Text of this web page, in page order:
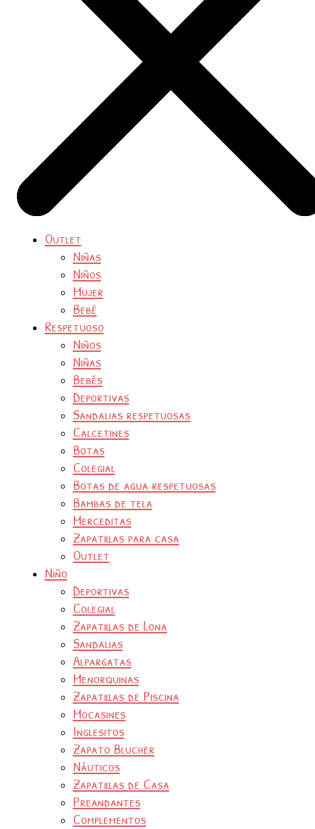
Outlet
Niñas
Niños
Mujer
Bebé
Respetuoso
Niños
Niñas
Bebés
Deportivas
Sandalias respetuosas
Calcetines
Botas
Colegial
Botas de agua respetuosas
Bambas de tela
Merceditas
Zapatillas para casa
Outlet
Niño
Deportivas
Colegial
Zapatillas de Lona
Sandalias
Alpargatas
Menorquinas
Zapatillas de Piscina
Mocasines
Inglesitos
Zapato Blucher
Náuticos
Zapatillas de Casa
Preandantes
Complementos